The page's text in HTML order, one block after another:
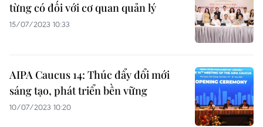
từng có đối với cơ quan quản lý
15/07/2023 10:33
AIPA Caucus 14: Thúc đẩy đổi mới
sáng tạo, phát triển bền vững
10/07/2023 10:20